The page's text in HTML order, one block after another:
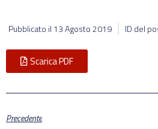
Pubblicato il 13 Agosto 2019 ID del
Scarica PDF
Precedente